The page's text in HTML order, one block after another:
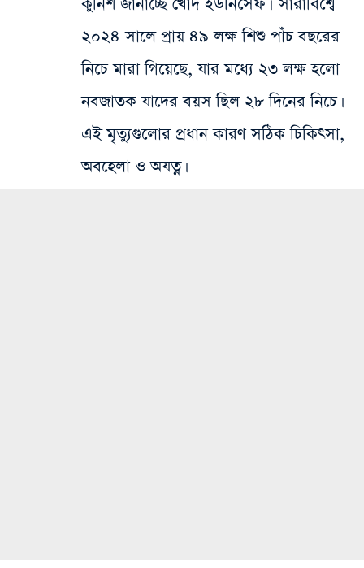
২০২৪ সালে প্রায় ৪৯ লক্ষ শিশু পাঁচ বছরের
নিচে মারা গিয়েছে, যার মধ্যে ২৩ লক্ষ হলো
নবজাতক যাদের বয়স ছিল ২৮ দিনের নিচে।
এই মৃত্যুগুলোর প্রধান কারণ সঠিক চিকিৎসা,
অবহেলা ও অযত্ন।